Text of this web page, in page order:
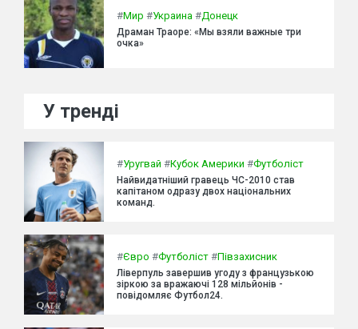
#Мир #Украина #Донецк
Драман Траоре: «Мы взяли важные три
очка»
У тренді
#Уругвай #Кубок Америки #Футболіст
Найвидатніший гравець ЧС-2010 став
капітаном одразу двох національних
команд.
#Євро #Футболіст #Півзахисник
Ліверпуль завершив угоду з французькою
зіркою за вражаючі 128 мільйонів -
повідомляє Футбол24.